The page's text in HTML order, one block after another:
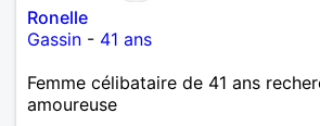
Ronelle
Gassin - 41 ans
Femme célibataire de 41 ans
amoureuse